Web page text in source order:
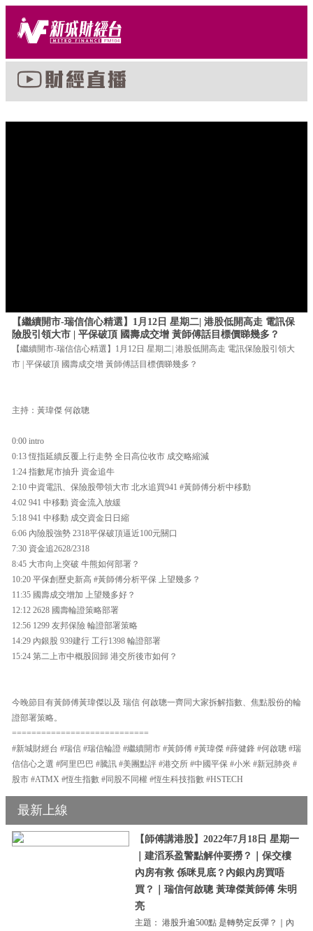
【繼續開市-瑞信信心精選】1月12日 星期二| 港股低開高走 電訊保
險股引領大市 | 平保破頂 國壽成交增 黃師傅話目標價睇幾多？
【繼續開市-瑞信信心精選】1月12日 星期二| 港股低開高走 電訊保險股引領大
市 | 平保破頂 國壽成交增 黃師傅話目標價睇幾多？
主持：黃瑋傑 何啟聰
0:00 intro
0:13 恆指延續反覆上行走勢 全日高位收市 成交略縮減
1:24 指數尾市抽升 資金追牛
2:10 中資電訊、保險股帶領大市 北水追買941 #黃師傅分析中移動
4:02 941 中移動 資金流入放緩
5:18 941 中移動 成交資金日日縮
6:06 內險股強勢 2318平保破頂逼近100元關口
7:30 資金追2628/2318
8:45 大市向上突破 牛熊如何部署？
10:20 平保創歷史新高 #黃師傅分析平保 上望幾多？
11:35 國壽成交增加 上望幾多好？
12:12 2628 國壽輪證策略部署
12:56 1299 友邦保險 輪證部署策略
14:29 內銀股 939建行 工行1398 輪證部署
15:24 第二上市中概股回歸 港交所後市如何？
今晚節目有黃師傅黃瑋傑以及 瑞信 何啟聰一齊同大家拆解指數、焦點股份的輪
證部署策略。
============================
#新城財經台 #瑞信 #瑞信輪證 #繼續開市 #黃師傅 #黃瑋傑 #薛健鋒 #何啟聰 #瑞
信信心之選 #阿里巴巴 #騰訊 #美團點評 #港交所 #中國平保 #小米 #新冠肺炎 #
股市 #ATMX #恆生指數 #同股不同權 #恆生科技指數 #HSTECH
最新上線
【師傅講港股】2022年7月18日 星期一
｜建滔系盈警點解仲要撈？｜保交樓
內房有救 係咪見底？內銀內房買唔
買？｜瑞信何啟聰 黃瑋傑黃師傅 朱明
亮
主題： 港股升逾500點 是轉勢定反彈？｜內